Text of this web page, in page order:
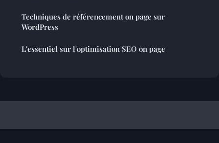
Techniques de référencement on page sur
WordPress
L'essentiel sur l'optimisation SEO on page
Referencement Site Francophone